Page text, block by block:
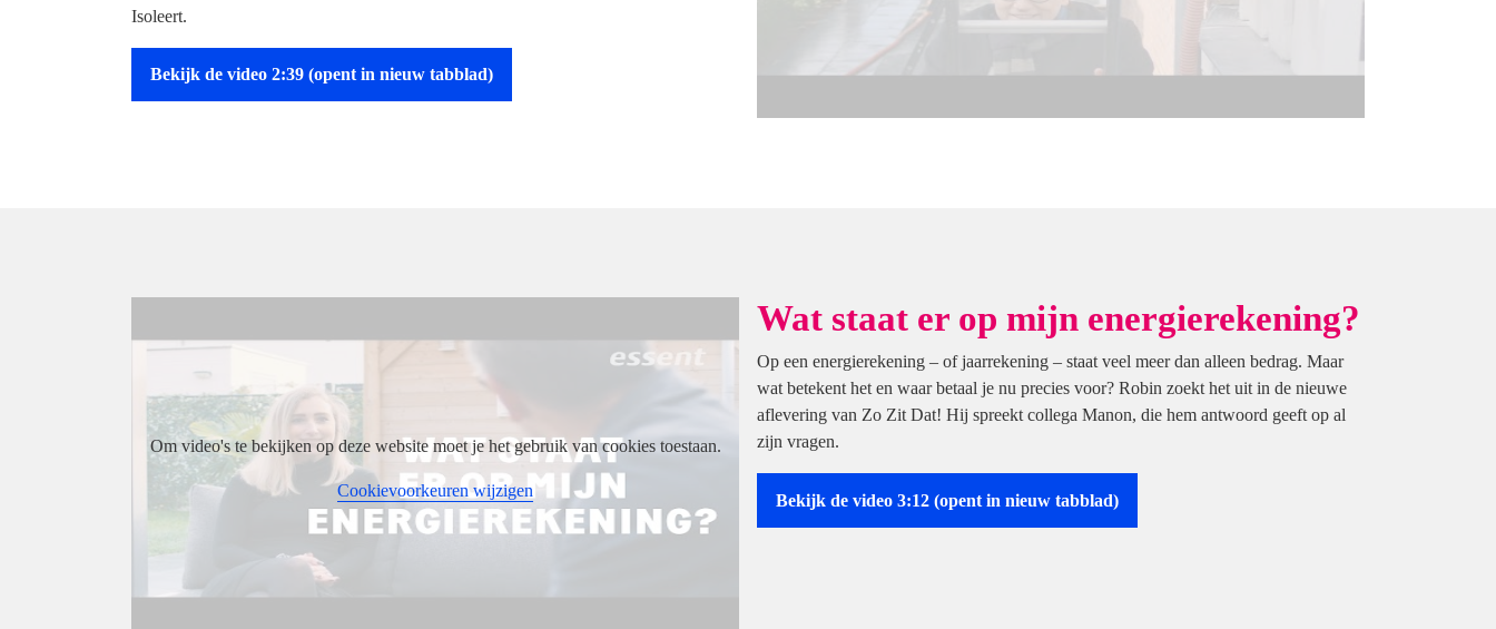
Isoleert.
Bekijk de video 2:39 (opent in nieuw tabblad)
Om video's te bekijken op deze website moet je het gebruik van cookies toestaan.
Cookievoorkeuren wijzigen
Wat staat er op mijn energierekening?
Op een energierekening – of jaarrekening – staat veel meer dan alleen bedrag. Maar
wat betekent het en waar betaal je nu precies voor? Robin zoekt het uit in de nieuwe
aflevering van Zo Zit Dat! Hij spreekt collega Manon, die hem antwoord geeft op al
zijn vragen.
Bekijk de video 3:12 (opent in nieuw tabblad)